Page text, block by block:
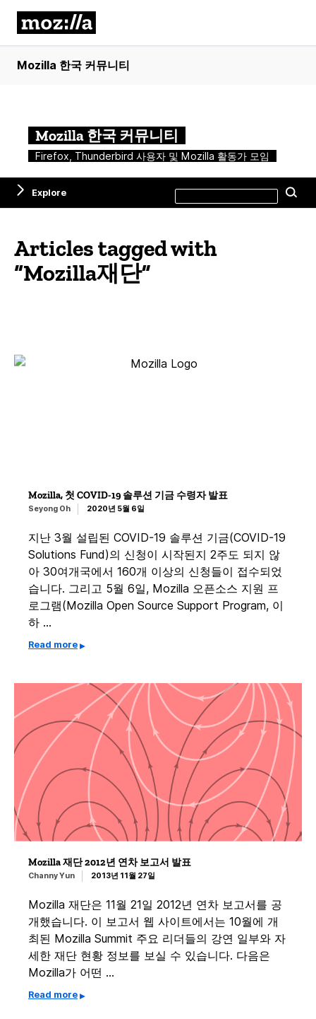
Mozilla 한국 커뮤니티
Mozilla 한국 커뮤니티
Firefox, Thunderbird 사용자 및 Mozilla 활동가 모임
Explore
this
site
Articles tagged with
“Mozilla재단”
Mozilla, 첫 COVID-19 솔루션 기금 수령자 발표
Seyong Oh 2020년 5월 6일
지난 3월 설립된 COVID-19 솔루션 기금(COVID-19
Solutions Fund)의 신청이 시작된지 2주도 되지 않
아 30여개국에서 160개 이상의 신청들이 접수되었
습니다. 그리고 5월 6일, Mozilla 오픈소스 지원 프
로그램(Mozilla Open Source Support Program, 이
하 …
Read more
Mozilla 재단 2012년 연차 보고서 발표
Channy Yun 2013년 11월 27일
Mozilla 재단은 11월 21일 2012년 연차 보고서를 공
개했습니다. 이 보고서 웹 사이트에서는 10월에 개
최된 Mozilla Summit 주요 리더들의 강연 일부와 자
세한 재단 현황 정보를 보실 수 있습니다. 다음은
Mozilla가 어떤 …
Read more